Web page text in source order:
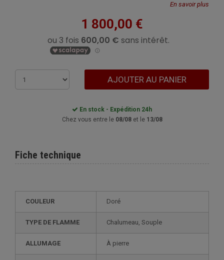
En savoir plus
1 800,00 €
AJOUTER AU PANIER
En stock - Expédition 24h
Chez vous entre le 08/08et le 13/08
Fiche technique
COULEUR Doré
TYPE DE FLAMME Chalumeau, Souple
ALLUMAGE À pierre